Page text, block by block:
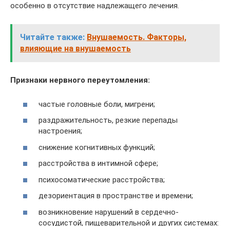
особенно в отсутствие надлежащего лечения.
Читайте также: Внушаемость. Факторы,
влияющие на внушаемость
Признаки нервного переутомления:
частые головные боли, мигрени;
раздражительность, резкие перепады
настроения;
снижение когнитивных функций;
расстройства в интимной сфере;
психосоматические расстройства;
дезориентация в пространстве и времени;
возникновение нарушений в сердечно-
сосудистой, пищеварительной и других системах: